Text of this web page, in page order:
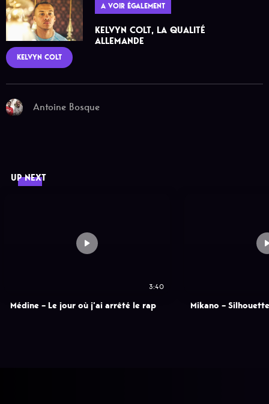
A VOIR ÉGALEMENT
KELVYN COLT, LA QUALITÉ
ALLEMANDE
KELVYN COLT
Antoine Bosque
UP NEXT
3:40
Médine – Le jour où j’ai arrêté le rap Mikano –